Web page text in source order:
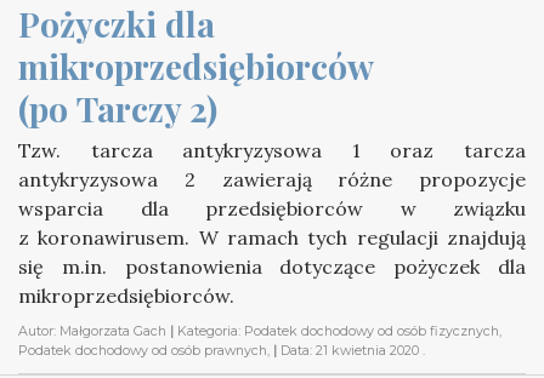
Pożyczki dla
mikroprzedsiębiorców
(po Tarczy 2)
Tzw. tarcza antykryzysowa 1 oraz tarcza
antykryzysowa 2 zawierają różne propozycje
wsparcia dla przedsiębiorców w związku
z koronawirusem. W ramach tych regulacji znajdują
się m.in. postanowienia dotyczące pożyczek dla
mikroprzedsiębiorców.
Autor: Małgorzata Gach | Kategoria: Podatek dochodowy od osób fizycznych,
Podatek dochodowy od osób prawnych, | Data: 21 kwietnia 2020 .